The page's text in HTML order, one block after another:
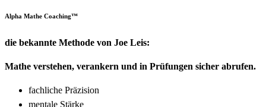
Alpha Mathe Coaching™️
die bekannte Methode von Joe Leis:
Mathe verstehen, verankern und in Prüfungen sicher abrufen.
fachliche Präzision
mentale Stärke